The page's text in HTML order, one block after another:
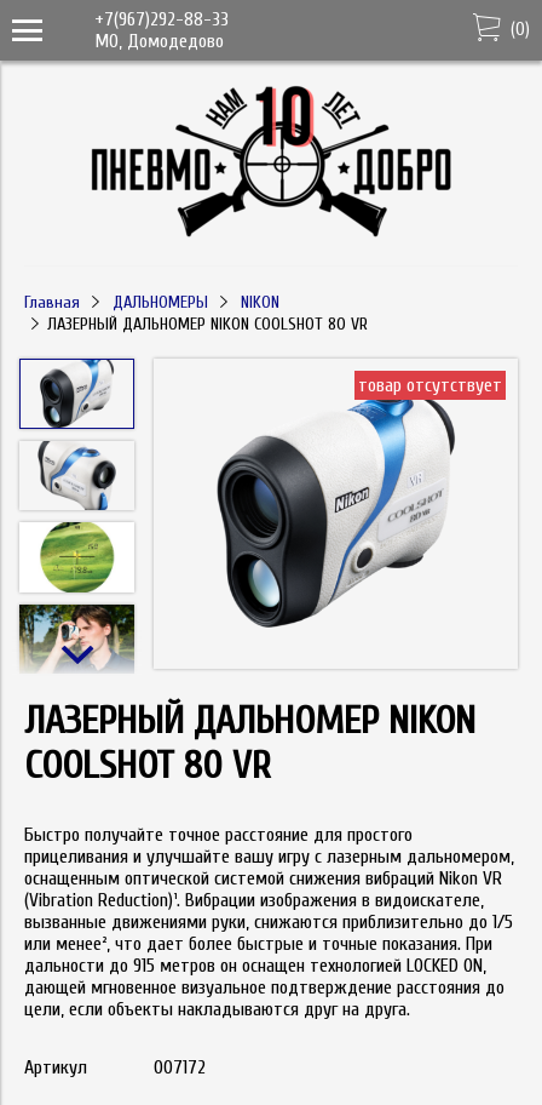
+7(967)292-88-33
МО, Домодедово
(0)
Главная ДАЛЬНОМЕРЫ
NIKON
ЛАЗЕРНЫЙ ДАЛЬНОМЕР NIKON COOLSHOT 80 VR
товар отсутствует
ЛАЗЕРНЫЙ ДАЛЬНОМЕР NIKON
COOLSHOT 80 VR
Быстро получайте точное расстояние для простого
прицеливания и улучшайте вашу игру с лазерным дальномером,
оснащенным оптической системой снижения вибраций Nikon VR
(Vibration Reduction)¹. Вибрации изображения в видоискателе,
вызванные движениями руки, снижаются приблизительно до 1/5
или менее², что дает более быстрые и точные показания. При
дальности до 915 метров он оснащен технологией LOCKED ON,
дающей мгновенное визуальное подтверждение расстояния до
цели, если объекты накладываются друг на друга.
Артикул 007172